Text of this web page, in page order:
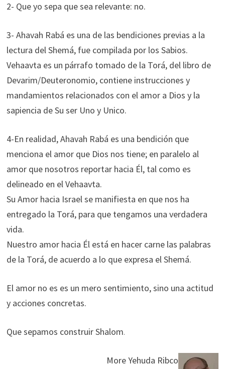
2- Que yo sepa que sea relevante: no.
3- Ahavah Rabá es una de las bendiciones previas a la
lectura del Shemá, fue compilada por los Sabios.
Vehaavta es un párrafo tomado de la Torá, del libro de
Devarim/Deuteronomio, contiene instrucciones y
mandamientos relacionados con el amor a Dios y la
sapiencia de Su ser Uno y Unico.
4-En realidad, Ahavah Rabá es una bendición que
menciona el amor que Dios nos tiene; en paralelo al
amor que nosotros reportar hacia Él, tal como es
delineado en el Vehaavta.
Su Amor hacia Israel se manifiesta en que nos ha
entregado la Torá, para que tengamos una verdadera
vida.
Nuestro amor hacia Él está en hacer carne las palabras
de la Torá, de acuerdo a lo que expresa el Shemá.
El amor no es es un mero sentimiento, sino una actitud
y acciones concretas.
Que sepamos construir Shalom.
More Yehuda Ribco